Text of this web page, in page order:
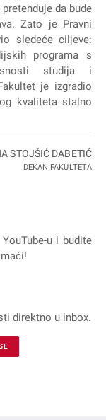
da bude
Zato je Pravni
sledeće ciljeve:
programa s
studija i
je izgradio
kvaliteta stalno
STOJŠIĆ DABETIĆ
DEKAN FAKULTETA
YouTube-u i budite
direktno u inbox.